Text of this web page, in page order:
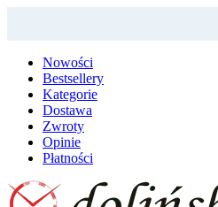
Nowości
Bestsellery
Kategorie
Dostawa
Zwroty
Opinie
Płatności